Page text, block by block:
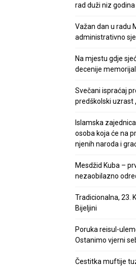
rad duži niz godina
Važan dan u radu
administrativno
Na mjestu gdje
decenije
Svečani ispraćaj
predškolski uzrast
Islamska
osoba koja će na
njenih naroda i
Mesdžid Kuba –
nezaobilazno
Tradicionalna, 23.
Bijeljini
Poruka reisul-
Ostanimo vjerni
Čestitka muftije